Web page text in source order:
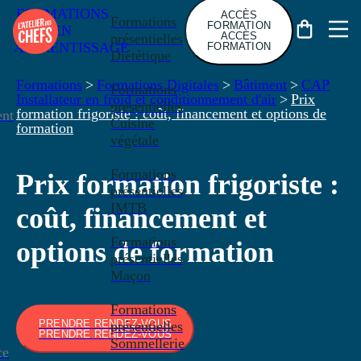
FORMATIONS
EN
APPRENTISSAGE
Formations
présentielles
Diététique
Formations
présentielles
Cuisine
végétale
Formations
présentielles
IMTB
Formations
présentielles
Maçon
Formations
présentielles
Sommellerie
ACCÈS
FORMATION
ACCÈS
FORMATION
Formations > Formations Digitales > Bâtiment > CAP
Installateur en froid et conditionnement d'air > Prix
formation frigoriste : coût, financement et options de
formation
Prix formation frigoriste :
coût, financement et
options de formation
PRENDRE RENDEZ-VOUS
PRENDRE RENDEZ-VOUS